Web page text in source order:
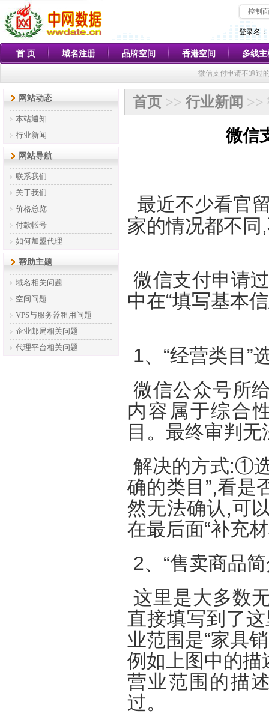
控制
登录名：
首 页 域名注册 品牌空间 香港空间 多线主
微信支付申请不通过
网站动态
本站通知
行业新闻
网站导航
联系我们
关于我们
价格总览
付款帐号
如何加盟代理
帮助主题
域名相关问题
空间问题
VPS与服务器租用问题
企业邮局相关问题
代理平台相关问题
首页 >> 行业新闻 >>
微信
最近不少看官
家的情况都不
微信支付申请
中在“填写基本
1、“经营类目”
微信公众号所
内容属于综合
目。最终审判无
解决的方式:①
确的类目”,看是
然无法确认,可
在最后面“补充
2、“售卖商品
这里是大多数
直接填写到了
业范围是“家具
例如上图中的描
营业范围的描
过。